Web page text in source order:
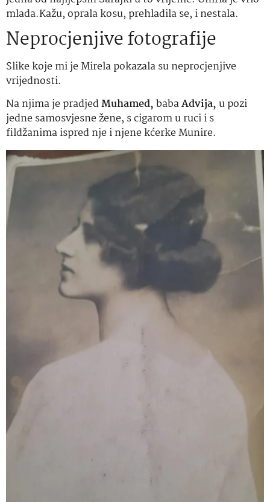
mlada.Kažu, oprala kosu, prehladila se, i nestala.
Neprocjenjive fotografije
Slike koje mi je Mirela pokazala su neprocjenjive
vrijednosti.
Na njima je pradjedMuhamed,babaAdvija, u pozi
jedne samosvjesne žene, s cigarom u ruci i s
fildžanima ispred nje i njene kćerke Munire.